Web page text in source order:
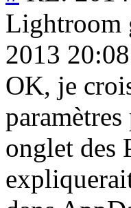
Lightroom
2013 20:08
OK, je
onglet des